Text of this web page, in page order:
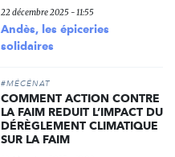
22 décembre 2025 - 11:55
Andès, les épiceries
solidaires
#MÉCÉNAT
COMMENT ACTION CONTRE
LA FAIM REDUIT L’IMPACT DU
DÉRÈGLEMENT CLIMATIQUE
SUR LA FAIM